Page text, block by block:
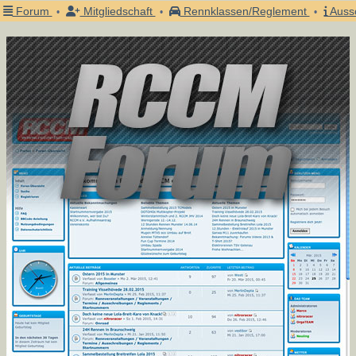
Forum • Mitgliedschaft • Rennklassen/Reglement •